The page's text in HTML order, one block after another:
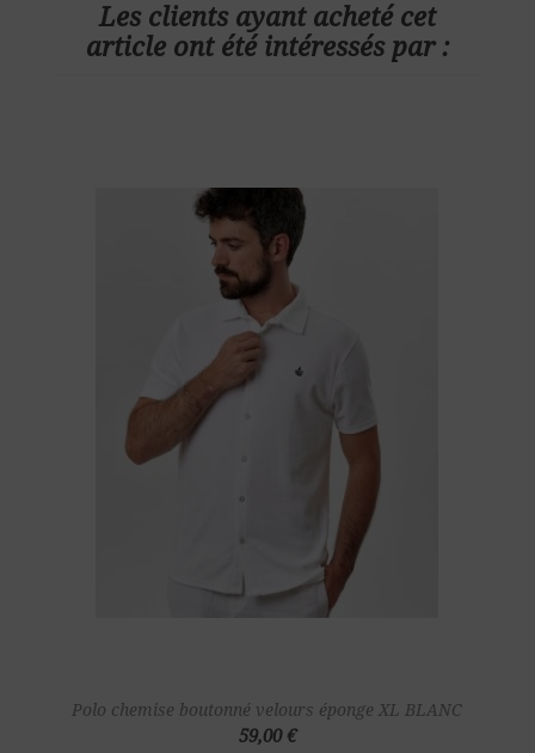
Les clients ayant acheté cet
article ont été intéressés par :
Polo chemise boutonné velours éponge XL BLANC
59,00 €